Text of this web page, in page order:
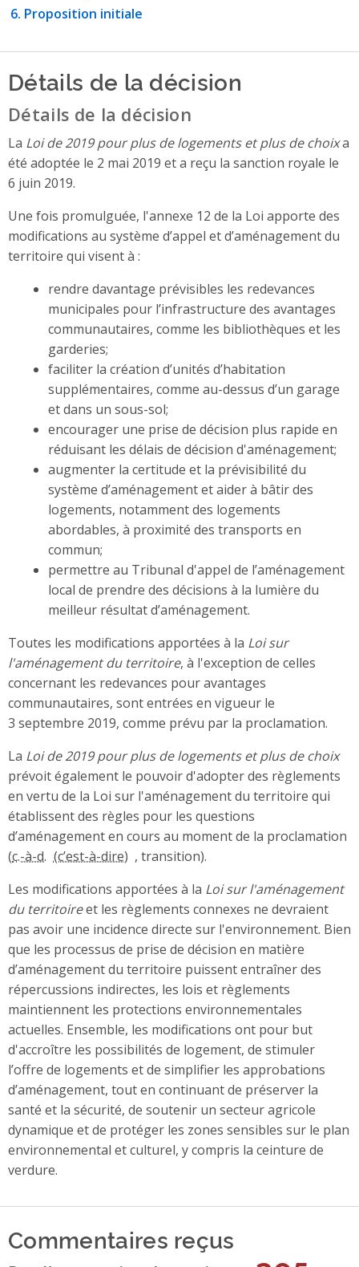
Proposition initiale
Détails de la décision
Détails de la décision
La Loi de 2019 pour plus de logements et plus de choixa
été adoptée le 2 mai 2019 et a reçu la sanction royale le
6 juin 2019.
Une fois promulguée, l'annexe 12 de la Loi apporte des
modifications au système d’appel et d’aménagement du
territoire qui visent à :
rendre davantage prévisibles les redevances
municipales pour l’infrastructure des avantages
communautaires, comme les bibliothèques et les
garderies;
faciliter la création d’unités d’habitation
supplémentaires, comme au-dessus d’un garage
et dans un sous-sol;
encourager une prise de décision plus rapide en
réduisant les délais de décision d'aménagement;
augmenter la certitude et la prévisibilité du
système d’aménagement et aider à bâtir des
logements, notamment des logements
abordables, à proximité des transports en
commun;
permettre au Tribunal d'appel de l’aménagement
local de prendre des décisions à la lumière du
meilleur résultat d’aménagement.
Toutes les modifications apportées à la Loi sur
l'aménagement du territoire, à l'exception de celles
concernant les redevances pour avantages
communautaires, sont entrées en vigueur le
3 septembre 2019, comme prévu par la proclamation.
La Loi de 2019 pour plus de logements et plus de choix
prévoit également le pouvoir d'adopter des règlements
en vertu de la Loi sur l'aménagement du territoire qui
établissent des règles pour les questions
d’aménagement en cours au moment de la proclamation
(c.-à-d.
, transition).
Les modifications apportées à la Loi sur l'aménagement
du territoireet les règlements connexes ne devraient
pas avoir une incidence directe sur l'environnement. Bien
que les processus de prise de décision en matière
d’aménagement du territoire puissent entraîner des
répercussions indirectes, les lois et règlements
maintiennent les protections environnementales
actuelles. Ensemble, les modifications ont pour but
d'accroître les possibilités de logement, de stimuler
l’offre de logements et de simplifier les approbations
d’aménagement, tout en continuant de préserver la
santé et la sécurité, de soutenir un secteur agricole
dynamique et de protéger les zones sensibles sur le plan
environnemental et culturel, y compris la ceinture de
verdure.
Commentaires reçus